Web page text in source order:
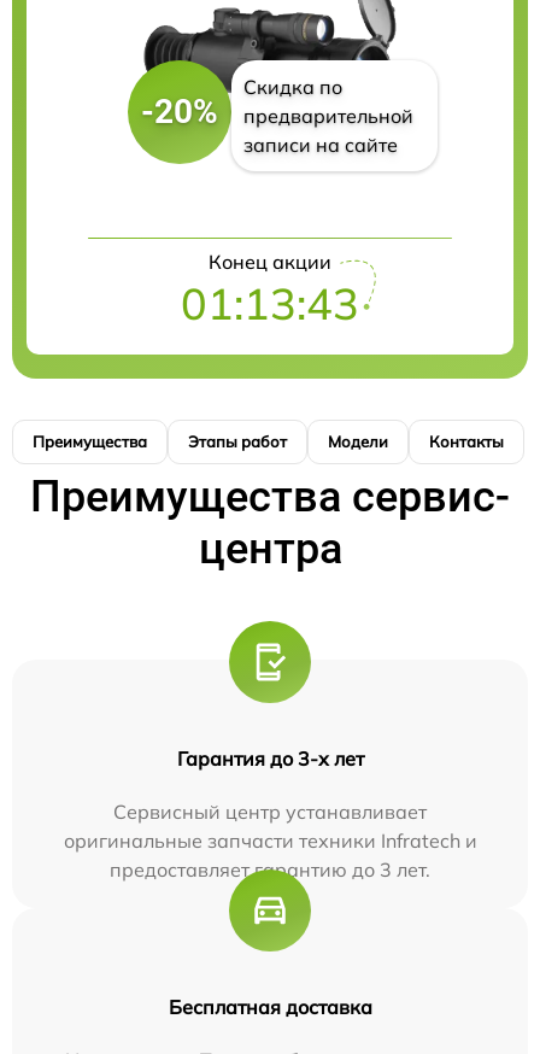
-20%
Скидка по
предварительной
записи на сайте
Конец акции
01:13:41
Преимущества Этапы работ Модели Контакты
Преимущества сервис-
центра
Гарантия до 3-х лет
Сервисный центр устанавливает
оригинальные запчасти техники Infratech и
предоставляет гарантию до 3 лет.
Бесплатная доставка